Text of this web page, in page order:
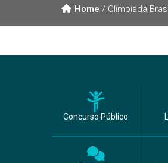
Home / Olimpíada
Concurso Público